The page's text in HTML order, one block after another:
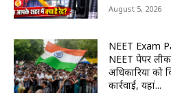
August 5, 2026
NEET Exam
NEET पेपर
अधिकारियों को
कार्रवाई, यहां...